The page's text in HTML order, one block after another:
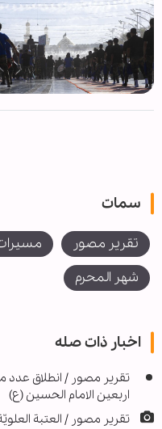
سمات
تقرير مصور
شهر المحرم
اخبار ذات صله
تقرير مصور / انطلاق عدد
اربعين الامام الحسين (ع)
تقرير مصور / العتبة